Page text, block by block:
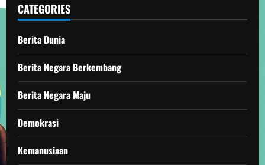
CATEGORIES
Berita Dunia
Berita Negara Berkembang
Berita Negara Maju
Demokrasi
Kemanusiaan